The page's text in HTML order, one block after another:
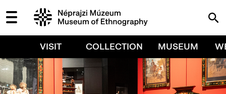
VISIT COLLECTION MUSEUM